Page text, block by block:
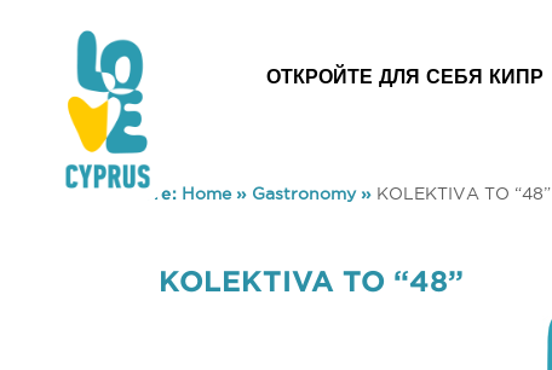
ОТКРОЙТЕ ДЛЯ СЕБЯ КИПР
You are here: Home» Gastronomy» KOLEKTIVA TO “48”
KOLEKTIVA TO “48”